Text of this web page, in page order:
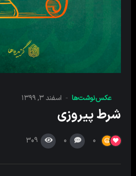
عکس‌نوشت‌ها اسفند ۳, ۱۳۹۹
شرط پیروزی
0
0
309